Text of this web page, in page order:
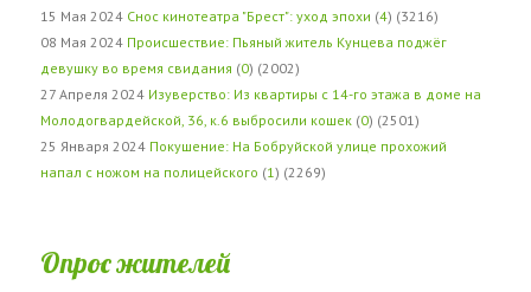
15 Мая 2024 Снос кинотеатра "Брест": уход эпохи (4) (3216)
08 Мая 2024 Происшествие: Пьяный житель Кунцева поджёг
девушку во время свидания (0) (2002)
27 Апреля 2024 Изуверство: Из квартиры с 14-го этажа в доме на
Молодогвардейской, 36, к.6 выбросили кошек (0) (2501)
25 Января 2024 Покушение: На Бобруйской улице прохожий
напал с ножом на полицейского (1 ) (2269)
Опрос жителей